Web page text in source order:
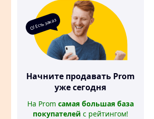
О! Есть заказ
Начните продавать Prom
уже сегодня
На Prom самая большая база
покупателей с рейтингом!